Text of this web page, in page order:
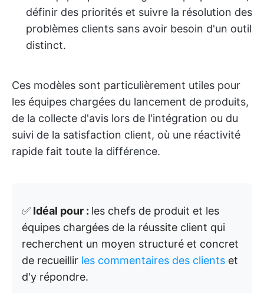
définir des priorités et suivre la résolution des
problèmes clients sans avoir besoin d'un outil
distinct.
Ces modèles sont particulièrement utiles pour
les équipes chargées du lancement de produits,
de la collecte d'avis lors de l'intégration ou du
suivi de la satisfaction client, où une réactivité
rapide fait toute la différence.
✅ Idéal pour : les chefs de produit et les
équipes chargées de la réussite client qui
recherchent un moyen structuré et concret
de recueillir les commentaires des clients et
d'y répondre.